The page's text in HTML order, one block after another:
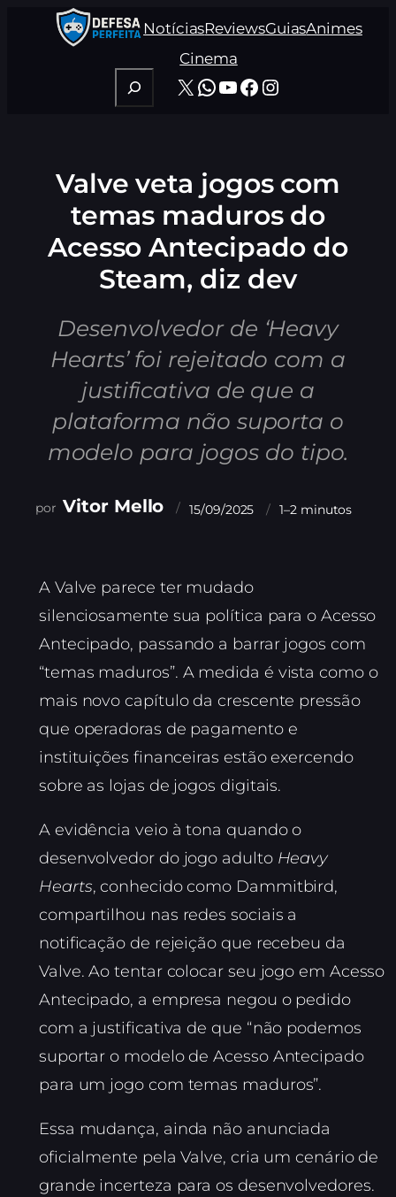
NotíciasReviewsGuiasAnimes
Cinema
Pesquisar
X WhatsApp
Youtube
Facebook
Instagram
Valve veta jogos com
temas maduros do
Acesso Antecipado do
Steam, diz dev
Desenvolvedor de ‘Heavy
Hearts’ foi rejeitado com a
justificativa de que a
plataforma não suporta o
modelo para jogos do tipo.
Vitor Mello 15/09/2025 1–2 minutos
A Valve parece ter mudado
silenciosamente sua política para o Acesso
Antecipado, passando a barrar jogos com
“temas maduros”. A medida é vista como o
mais novo capítulo da crescente pressão
que operadoras de pagamento e
instituições financeiras estão exercendo
sobre as lojas de jogos digitais.
A evidência veio à tona quando o
desenvolvedor do jogo adulto Heavy
Hearts, conhecido como Dammitbird,
compartilhou nas redes sociais a
notificação de rejeição que recebeu da
Valve. Ao tentar colocar seu jogo em Acesso
Antecipado, a empresa negou o pedido
com a justificativa de que “não podemos
suportar o modelo de Acesso Antecipado
para um jogo com temas maduros”.
Essa mudança, ainda não anunciada
oficialmente pela Valve, cria um cenário de
grande incerteza para os desenvolvedores.